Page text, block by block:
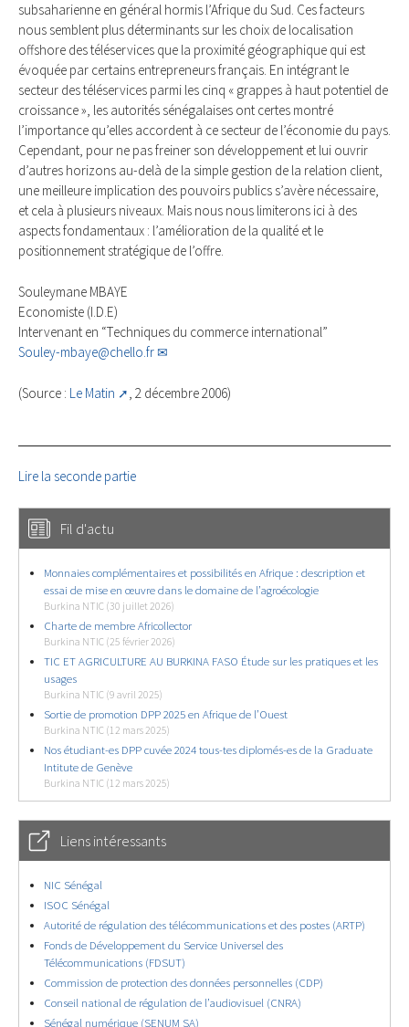
subsaharienne en général hormis l’Afrique du Sud. Ces facteurs
nous semblent plus déterminants sur les choix de localisation
offshore des téléservices que la proximité géographique qui est
évoquée par certains entrepreneurs français. En intégrant le
secteur des téléservices parmi les cinq « grappes à haut potentiel de
croissance », les autorités sénégalaises ont certes montré
l’importance qu’elles accordent à ce secteur de l’économie du pays.
Cependant, pour ne pas freiner son développement et lui ouvrir
d’autres horizons au-delà de la simple gestion de la relation client,
une meilleure implication des pouvoirs publics s’avère nécessaire,
et cela à plusieurs niveaux. Mais nous nous limiterons ici à des
aspects fondamentaux : l’amélioration de la qualité et le
positionnement stratégique de l’offre.
Souleymane MBAYE
Economiste (I.D.E)
Intervenant en “Techniques du commerce international”
Souley-mbaye@chello.fr
(Source : Le Matin , 2 décembre 2006)
Lire la seconde partie
Fil d'actu
Monnaies complémentaires et possibilités en Afrique : description et
essai de mise en œuvre dans le domaine de l’agroécologie
Burkina NTIC (30 juillet 2026)
Charte de membre Africollector
Burkina NTIC (25 février 2026)
TIC ET AGRICULTURE AU BURKINA FASO Étude sur les pratiques et les
usages
Burkina NTIC (9 avril 2025)
Sortie de promotion DPP 2025 en Afrique de l’Ouest
Burkina NTIC (12 mars 2025)
Nos étudiant-es DPP cuvée 2024 tous-tes diplomés-es de la Graduate
Intitute de Genève
Burkina NTIC (12 mars 2025)
Liens intéressants
NIC Sénégal
ISOC Sénégal
Autorité de régulation des télécommunications et des postes (ARTP)
Fonds de Développement du Service Universel des
Télécommunications (FDSUT)
Commission de protection des données personnelles (CDP)
Conseil national de régulation de l’audiovisuel (CNRA)
Sénégal numérique (SENUM SA)